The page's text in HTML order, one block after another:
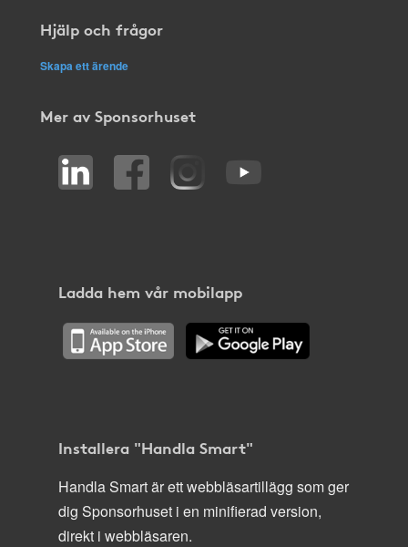
Hjälp och frågor
Skapa ett ärende
Mer av Sponsorhuset
Ladda hem vår mobilapp
Installera "Handla Smart"
Handla Smart är ett webbläsartillägg som ger
dig Sponsorhuset i en minifierad version,
direkt i webbläsaren.